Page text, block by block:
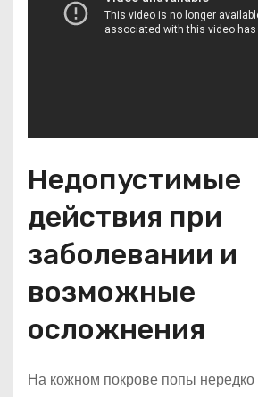
Недопустимые
действия при
заболевании и
возможные
осложнения
На кожном покрове попы нередко